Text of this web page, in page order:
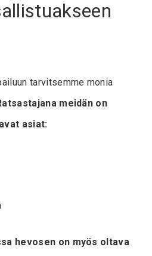
tarvitsemme monia
meidän on
asiat:
hevosen on myös oltava